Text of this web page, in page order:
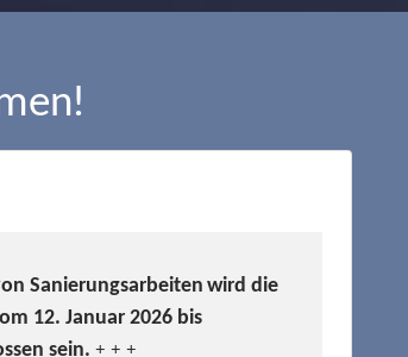
Sanierungsarbeiten wird die
12. Januar 2026 bis
sein. + + +